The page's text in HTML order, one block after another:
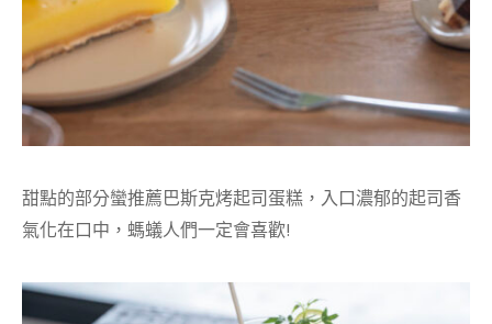
甜點的部分蠻推薦巴斯克烤起司蛋糕，入口濃郁的起司香
氣化在口中，螞蟻人們一定會喜歡!